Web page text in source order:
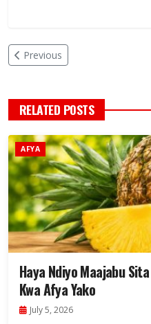
Previous
RELATED POSTS
AFYA
Haya Ndiyo Maajabu
Kwa Afya Yako
July 5, 2026